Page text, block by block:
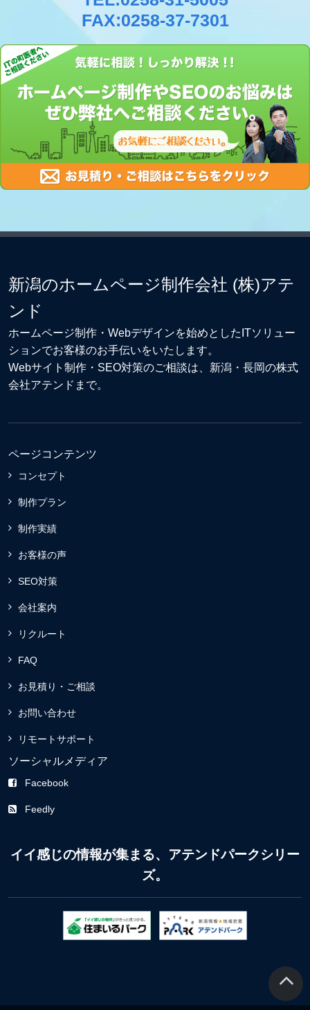
FAX:0258-37-7301
新潟のホームページ制作会社 (株)アテ
ンド
ホームページ制作・Webデザインを始めとしたITソリュー
ションでお客様のお手伝いをいたします。
Webサイト制作 ・ SEO対策のご相談は、新潟・長岡の株式
会社アテンドまで。
ページコンテンツ
コンセプト
制作プラン
制作実績
お客様の声
SEO対策
会社案内
リクルート
FAQ
お見積り・ご相談
お問い合わせ
リモートサポート
ソーシャルメディア
Facebook
Feedly
イイ感じの情報が集まる、アテンドパークシリー
ズ。